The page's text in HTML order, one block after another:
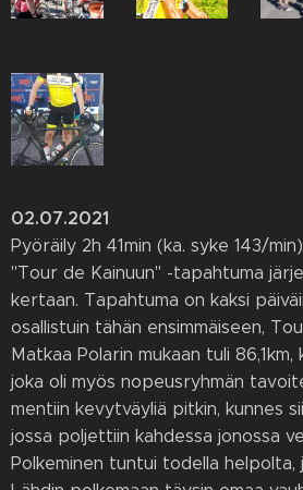
02.07.2021
Pyöräily 2h 41min (ka. syke 143/
"Tour de Kainuun" -tapahtuma
kertaan. Tapahtuma on kaksi
osallistuin tähän ensimmäiseen,
Matkaa Polarin mukaan tuli
joka oli myös nopeusryhmän
mentiin kevytväyliä pitkin, kunnes
jossa poljettiin kahdessa jonossa
Polkeminen tuntui todella helpolta,